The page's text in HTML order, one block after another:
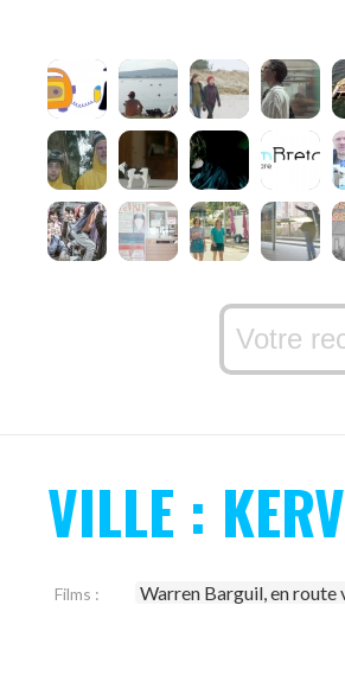
VILLE :
Films : Warren Barguil, en route